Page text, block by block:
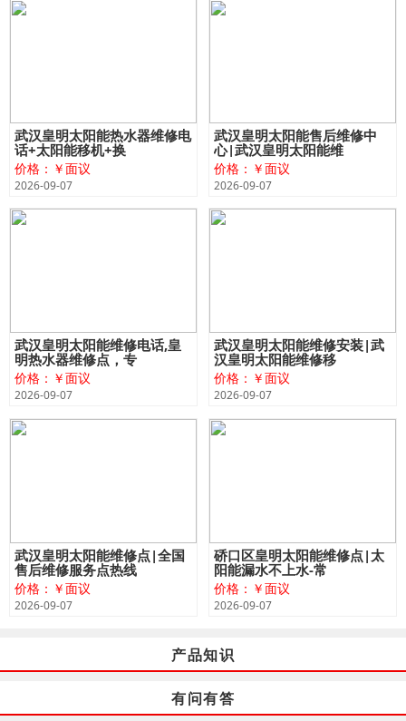
武汉皇明太阳能热水器维修电
话+太阳能移机+换
价格：￥面议
2026-09-07
武汉皇明太阳能售后维修中
心|武汉皇明太阳能维
价格：￥面议
2026-09-07
武汉皇明太阳能维修电话,皇
明热水器维修点，专
价格：￥面议
2026-09-07
武汉皇明太阳能维修安装|武
汉皇明太阳能维修移
价格：￥面议
2026-09-07
武汉皇明太阳能维修点|全国
售后维修服务点热线
价格：￥面议
2026-09-07
硚口区皇明太阳能维修点|太
阳能漏水不上水-常
价格：￥面议
2026-09-07
产品知识
有问有答